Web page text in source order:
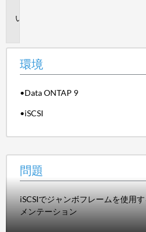
環境
•Data ONTAP 9
•iSCSI
問題
iSCSIでジャンボフレームを使用
メンテーション